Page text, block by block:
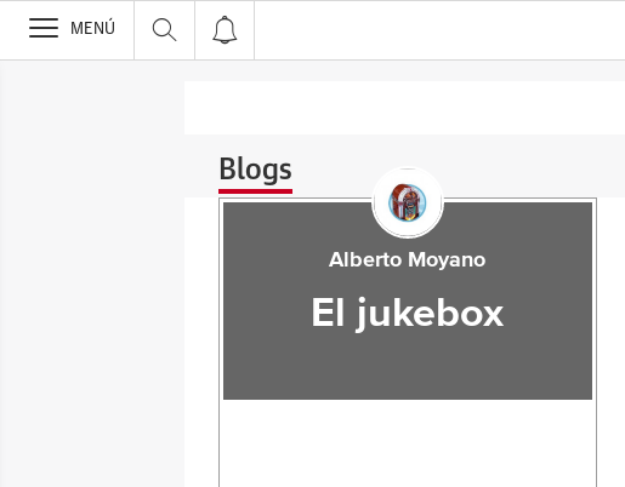
>
MENÚ
Blogs
Alberto Moyano
El jukebox